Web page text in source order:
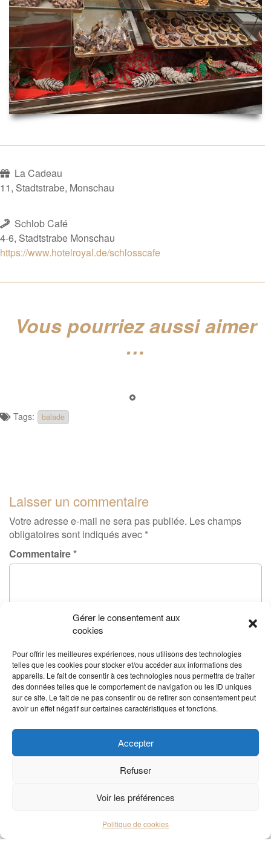
Gérer le consentement aux
cookies
Pour offrir les meilleures expériences, nous utilisons des technologies
telles que les cookies pour stocker et/ou accéder aux informations des
appareils. Le fait de consentir à ces technologies nous permettra de traiter
des données telles que le comportement de navigation ou les ID uniques
sur ce site. Le fait de ne pas consentir ou de retirer son consentement peut
avoir un effet négatif sur certaines caractéristiques et fonctions.
Accepter
Refuser
Voir les préférences
Politique de cookies
La Cadeau
11, Stadtstrabe, Monschau
Schlob Café
4-6, Stadtstrabe Monschau
https://www.hotelroyal.de/schlosscafe
Vous pourriez aussi aimer
…
Tags: balade
Laisser un commentaire
Votre adresse e-mail ne sera pas publiée. Les champs
obligatoires sont indiqués avec *
Commentaire*